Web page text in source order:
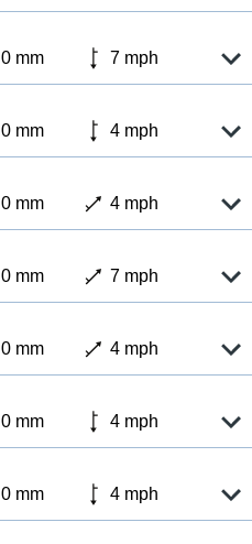
0 mm 7 mph
0 mm 4 mph
0 mm 4 mph
0 mm 7 mph
0 mm 4 mph
0 mm 4 mph
0 mm 4 mph